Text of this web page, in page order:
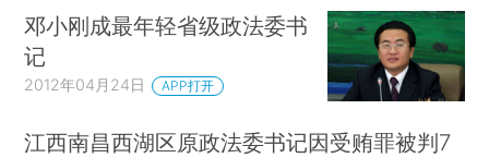
邓小刚成最年轻省级政法委书
记
2012年04月24日 APP打开
江西南昌西湖区原政法委书记因受贿罪被判7